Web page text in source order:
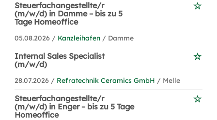
Steuerfachangestellte/r
(m/w/d) in Damme – bis zu 5
Tage Homeoffice
05.08.2026 / Kanzleihafen / Damme
Internal Sales Specialist
(m/w/d)
28.07.2026 / Refratechnik Ceramics GmbH / Melle
Steuerfachangestellte/r
(m/w/d) in Enger – bis zu 5 Tage
Homeoffice